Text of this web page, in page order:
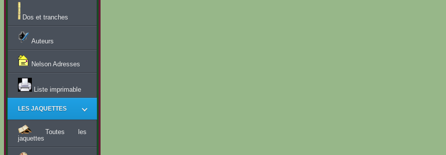
Dos et tranches
Auteurs
Nelson Adresses
Liste imprimable
LES JAQUETTES
Toutes les
jaquettes